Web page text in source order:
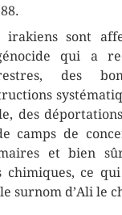
.
irakiens sont
qui a
des
des
camps de
et bien
chimiques, ce
surnom d’Ali le